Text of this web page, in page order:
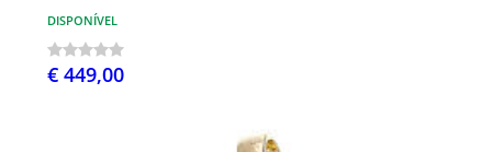
DISPONÍVEL
€ 449,00